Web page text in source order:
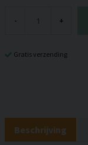
- +
Gratis verzending
Beschrijving